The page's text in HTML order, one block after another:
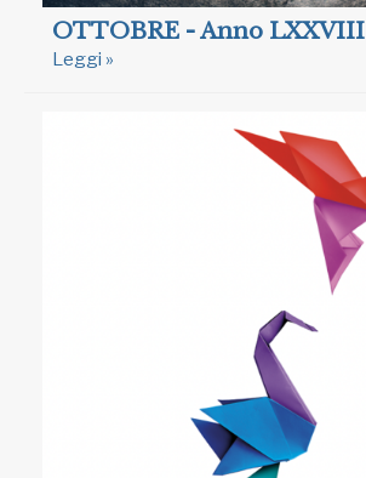
OTTOBRE - Anno LXXVIII
Leggi »